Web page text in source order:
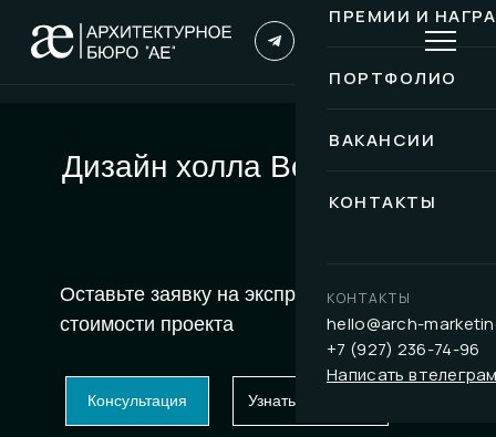
ПРЕМИИ И
ПОРТФОЛИО
ВАКАНСИИ
КОНТАКТЫ
КОНТАКТЫ
hello@arch-
+7 (927) 236-74-96
Написать в
Дизайн холла Воронеж
Консультация Узнать стоимость
Оставьте заявку на экспресс-расчет
стоимости проекта